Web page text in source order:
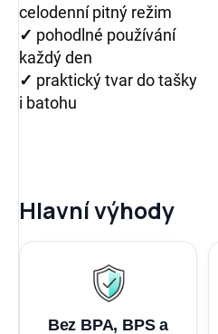
celodenní pitný režim
✓ pohodlné používání
každý den
✓ praktický tvar do tašky
i batohu
Hlavní výhody
Bez BPA, BPS a